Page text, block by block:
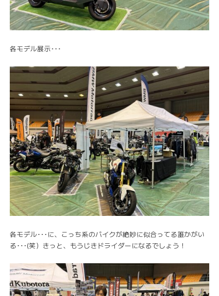
各モデル展示･･･
各モデル･･･に、こっち系のバイクが絶妙に似合ってる誰かがい
る･･･(笑）きっと、もうじきドライダーになるでしょう！